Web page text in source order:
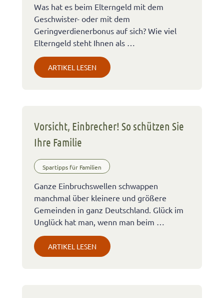
Was hat es beim Elterngeld mit dem
Geschwister- oder mit dem
Geringverdienerbonus auf sich? Wie viel
Elterngeld steht Ihnen als …
ARTIKEL LESEN
Vorsicht, Einbrecher! So schützen Sie
Ihre Familie
Spartipps für Familien
Ganze Einbruchswellen schwappen
manchmal über kleinere und größere
Gemeinden in ganz Deutschland. Glück im
Unglück hat man, wenn man beim …
ARTIKEL LESEN